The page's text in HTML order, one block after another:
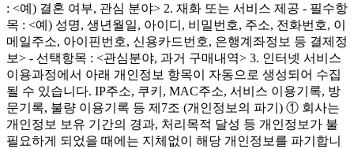
: <예) 결혼 여부, 관심 분야> 2. 재화 또는 서비스 제공 - 필수항
목 : <예) 성명, 생년월일, 아이디, 비밀번호, 주소, 전화번호, 이
메일주소, 아이핀번호, 신용카드번호, 은행계좌정보 등 결제정
보> - 선택항목 : <관심분야, 과거 구매내역> 3. 인터넷 서비스
이용과정에서 아래 개인정보 항목이 자동으로 생성되어 수집
될 수 있습니다. IP주소, 쿠키, MAC주소, 서비스 이용기록, 방
문기록, 불량 이용기록 등 제7조 (개인정보의 파기) ① 회사는
개인정보 보유 기간의 경과, 처리목적 달성 등 개인정보가 불
필요하게 되었을 때에는 지체없이 해당 개인정보를 파기합니